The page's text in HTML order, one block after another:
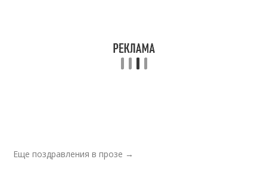
Еще поздравления в прозе →